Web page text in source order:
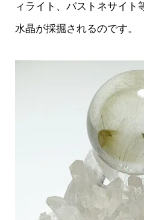
ィライト、バストネサイト
水晶が採掘されるのです。